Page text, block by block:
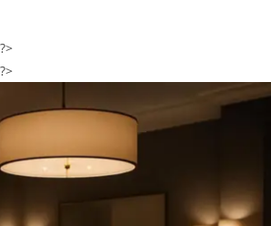
?>
?>